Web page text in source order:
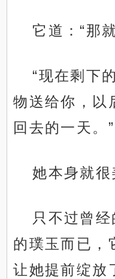
它道：“那
“现在剩下
物送给你，以
回去的一天。”
她本身就很
只不过曾
的璞玉而已，
让她提前绽放